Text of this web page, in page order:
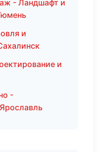
- Ландшафт и
и
и
-